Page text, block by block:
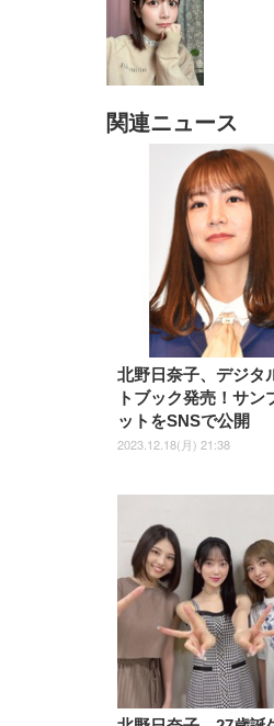
[EdoErgo] オフィスチェア 椅
子 テレワーク 疲れない 跳ね
上げ式アームレスト コンパク
ト 約105度ロッキング pc 事
椅子 360度回転 座面昇降 強化
ナイロン樹脂ベース 通気性
ッシュ 在宅ワーク H-
WY01(黒網+黒枠+黒足)
EIZO ビジネス向けプレミア
ムモニター | FlexScan
EV3240X-WT | 31.5型4K
UHD・USB Type-C・ホワイ
￥105,595
Amazonベーシック ペットシ
ーツ 薄型 レギュラー 1回使い
捨て 無香料 ホワイト 300枚
関連ニュース
北野日奈子、デジタ
トブック発売！サン
ットをSNSで公開
2023.12.18(月) 21:38